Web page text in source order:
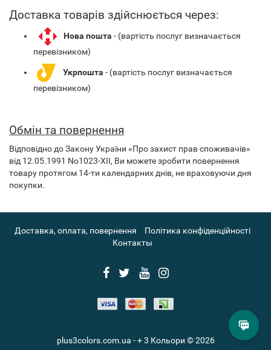
Доставка товарів здійснюється через:
Нова пошта - (вартість послуг визначається
перевізником)
Укрпошта - (вартість послуг визначається
перевізником)
Обмін та повернення
Відповідно до Закону України «Про захист прав споживачів»
від 12.05.1991 No1023-XII, Ви можете зробити повернення
товару протягом 14-ти календарних днів, не враховуючи дня
покупки.
Доставка, оплата, повернення
Політика конфіденційності
Контакты
plus3colors.com.ua - + 3 Кольори © 2026